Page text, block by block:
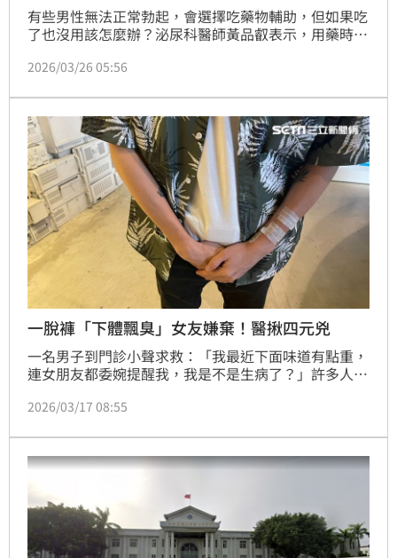
有些男性無法正常勃起，會選擇吃藥物輔助，但如果吃
了也沒用該怎麼辦？泌尿科醫師黃品叡表示，用藥時
吃了威而鋼卻沒效果的狀況。
2026/03/26 05:56
一脫褲「下體飄臭」女友嫌棄！醫揪四元兇
一名男子到門診小聲求救：「我最近下面味道有點重，
連女朋友都委婉提醒我，我是不是生病了？」許多人飽
出下面氣味逼人不是單一個案，很多男性朋友工作一整
尬的異味，可能是4大原因在作怪。
2026/03/17 08:55